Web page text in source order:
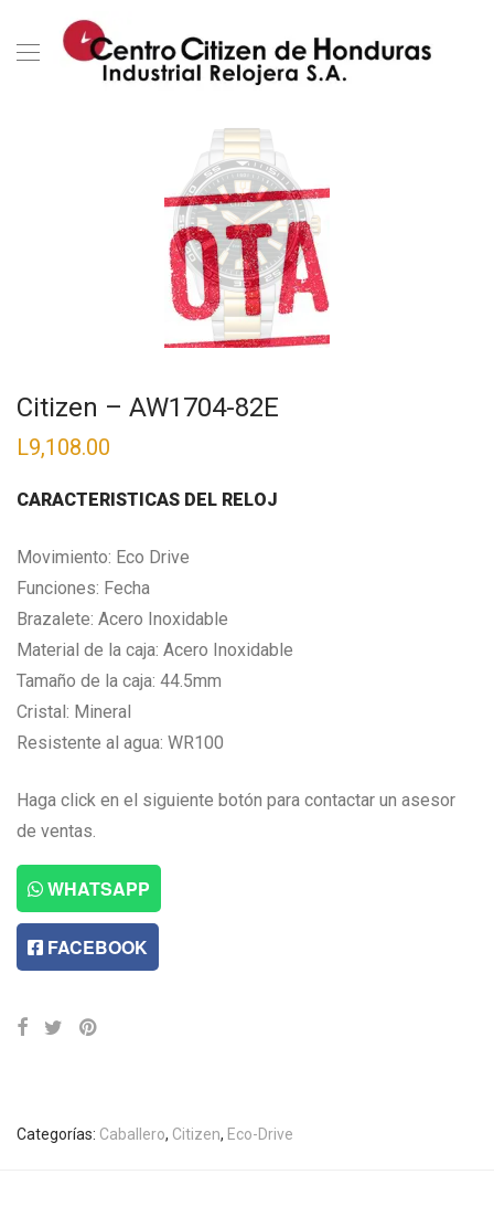
Citizen – AW1704-82E
L9,108.00
CARACTERISTICAS DEL RELOJ
Movimiento: Eco Drive
Funciones: Fecha
Brazalete: Acero Inoxidable
Material de la caja: Acero Inoxidable
Tamaño de la caja: 44.5mm
Cristal: Mineral
Resistente al agua: WR100
Haga click en el siguiente botón para contactar un asesor
de ventas.
WHATSAPP
FACEBOOK
Categorías: Caballero, Citizen, Eco-Drive